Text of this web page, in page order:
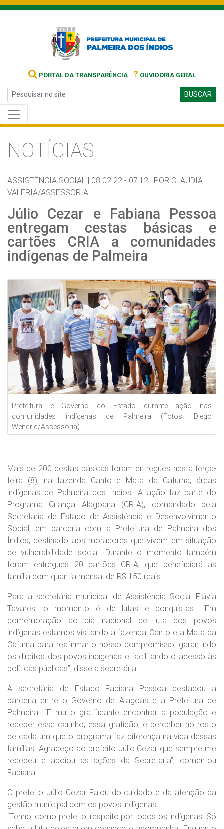
PORTAL DA TRANSPARÊNCIA ? OUVIDORIA GERAL
BUSCAR
NOTÍCIAS
ASSISTÊNCIA SOCIAL | 08.02.22 - 07:12 | POR CLÁUDIA
VALÉRIA/ASSESSORIA
Júlio Cezar e Fabiana Pessoa
entregam cestas básicas e
cartões CRIA a comunidades
indígenas de Palmeira
Prefeitura e Governo do Estado durante ação nas
comunidades indígenas de Palmeira (Fotos: Diego
Wendric/Assessoria)
Mais de 200 cestas básicas foram entregues nesta terça-
feira (8), na fazenda Canto e Mata da Cafurna, áreas
indígenas de Palmeira dos Índios. A ação faz parte do
Programa Criança Alagoana (CRIA), comandado pela
Secretaria de Estado de Assistência e Desenvolvimento
Social, em parceria com a Prefeitura de Palmeira dos
Índios, destinado aos moradores que vivem em situação
de vulnerabilidade social. Durante o momento também
foram entregues 20 cartões CRIA, que beneficiará as
família com quantia mensal de R$ 150 reais.
Para a secretária municipal de Assistência Social Flávia
Tavares, o momento é de lutas e conquistas. “Em
comemoração ao dia nacional de luta dos povos
indígenas estamos visitando a fazenda Canto e a Mata da
Cafurna para reafirmar o nosso compromisso, garantindo
os direitos dos povos indígenas e facilitando o acesso às
políticas públicas”, disse a secretária.
A secretária de Estado Fabiana Pessoa destacou a
parceria entre o Governo de Alagoas e a Prefeitura de
Palmeira. “É muito gratificante encontrar a população e
receber esse carinho, essa gratidão, e perceber no rosto
de cada um que o programa faz diferença na vida dessas
famílias. Agradeço ao prefeito Júlio Cezar que sempre me
recebeu e apoiou as ações da Secretaria”, comentou
Fabiana.
O prefeito Júlio Cezar Falou do cuidado e da atenção da
gestão municipal com os povos indígenas.
“Tenho, como prefeito, respeito por todos os indígenas. Só